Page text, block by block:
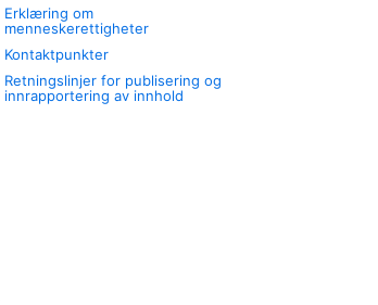
Erklæring om
menneskerettigheter
Kontaktpunkter
Retningslinjer for publisering og
innrapportering av innhold